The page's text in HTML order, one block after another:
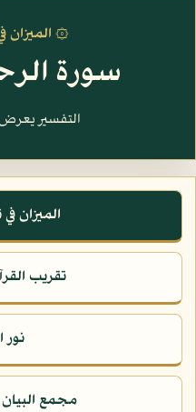
۞ الميزان
سورة
التفسير يعرض
الميزان
تقريب
نور
مجمع البيان